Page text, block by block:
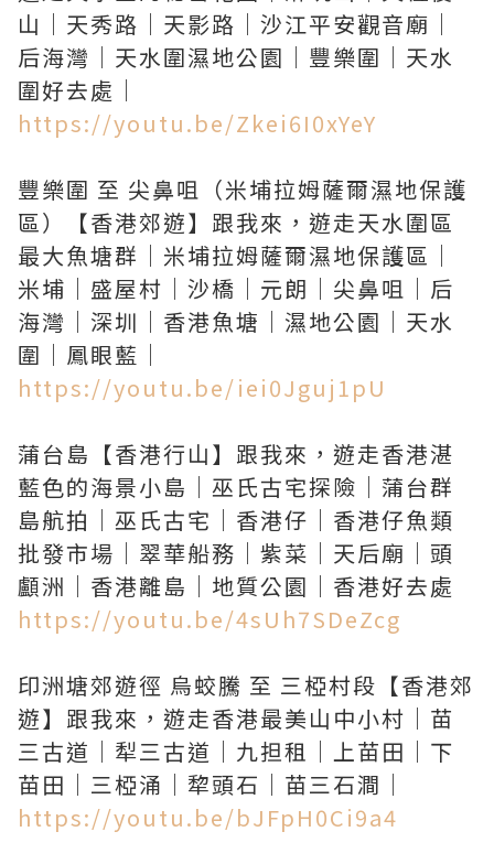
山｜天秀路｜天影路｜沙江平安觀音廟｜
后海灣｜天水圍濕地公園｜豐樂圍｜天水
https://youtu.be/Zkei6I0xYeY
豐樂圍 至 尖鼻咀（米埔拉姆薩爾濕地保護
區）【香港郊遊】跟我來，遊走天水圍區
最大魚塘群｜米埔拉姆薩爾濕地保護區｜
米埔｜盛屋村｜沙橋｜元朗｜尖鼻咀｜后
海灣｜深圳｜香港魚塘｜濕地公園｜天水
https://youtu.be/iei0Jguj1pU
蒲台島【香港行山】跟我來，遊走香港湛
藍色的海景小島｜巫氏古宅探險｜蒲台群
島航拍｜巫氏古宅｜香港仔｜香港仔魚類
批發市場｜翠華船務｜紫菜｜天后廟｜頭
https://youtu.be/4sUh7SDeZcg
印洲塘郊遊徑 烏蛟騰 至 三椏村段【香港郊
遊】跟我來，遊走香港最美山中小村｜苗
三古道｜犁三古道｜九担租｜上苗田｜下
https://youtu.be/bJFpH0Ci9a4